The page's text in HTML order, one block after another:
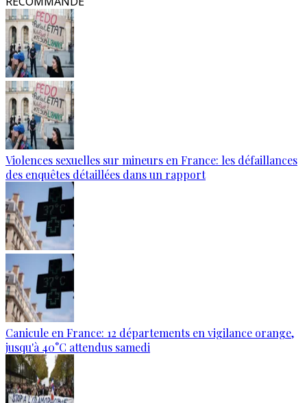
Violences sexuelles sur mineurs en France: les défaillances
des enquêtes détaillées dans un rapport
Canicule en France: 12 départements en vigilance orange,
jusqu'à 40°C attendus samedi